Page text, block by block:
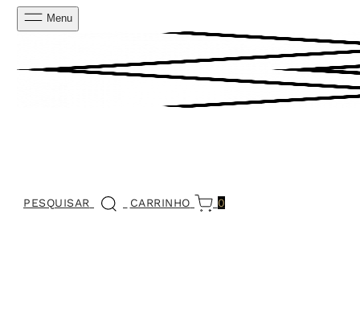
Menu
PESQUISAR CARRINHO 0